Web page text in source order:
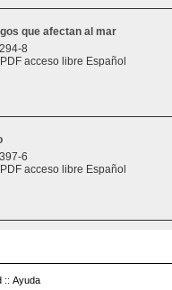
que afectan al mar
8
acceso libre Español
6
acceso libre Español
:: Ayuda